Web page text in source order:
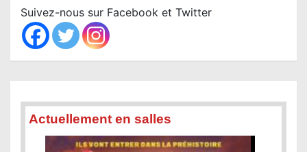
c
h
Suivez-nous sur Facebook et Twitter
Actuellement en salles